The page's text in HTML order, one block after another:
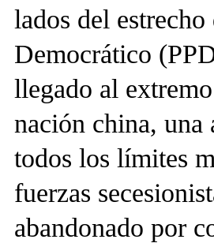
lados del
Democrático
llegado al
nación china, una
todos los límites
fuerzas
abandonado por